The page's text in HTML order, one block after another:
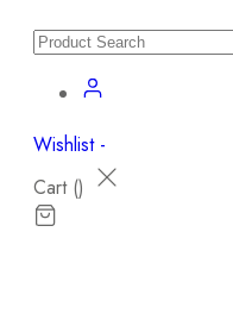
Wishlist -
Cart ()